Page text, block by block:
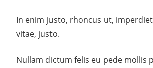
In enim justo, rhoncus ut,
vitae, justo.
Nullam dictum felis eu pede mollis